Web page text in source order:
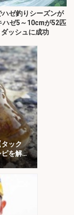
ゼ釣りシーズンが
ハゼ5～10cmが52匹
ッシュに成功
ック
を解